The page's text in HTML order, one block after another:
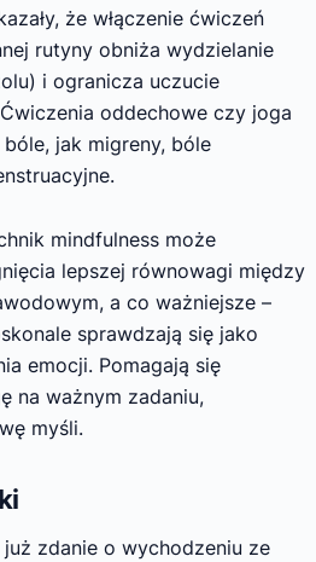
że włączenie ćwiczeń
rutyny obniża wydzielanie
i ogranicza uczucie
oddechowe czy joga
bóle, jak migreny, bóle
mindfulness może
lepszej równowagi między
a co ważniejsze –
sprawdzają się jako
emocji. Pomagają się
na ważnym zadaniu,
myśli.
już zdanie o wychodzeniu ze